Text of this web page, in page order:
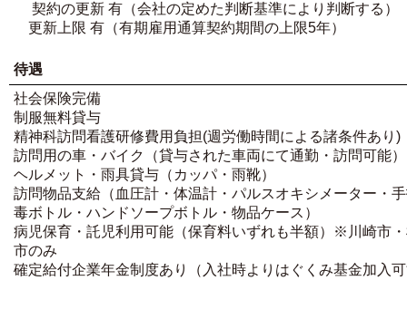
契約の更新 有（会社の定めた判断基準により判断する）
更新上限 有（有期雇用通算契約期間の上限5年）
待遇
社会保険完備
制服無料貸与
精神科訪問看護研修費用負担(週労働時間による諸条件あり)
訪問用の車・バイク（貸与された車両にて通勤・訪問可能）
ヘルメット・雨具貸与（カッパ・雨靴）
訪問物品支給（血圧計・体温計・パルスオキシメーター・
毒ボトル・ハンドソープボトル・物品ケース）
病児保育・託児利用可能（保育料いずれも半額）※川崎市
市のみ
確定給付企業年金制度あり（入社時よりはぐくみ基金加入